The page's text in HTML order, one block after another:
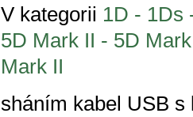
V kategorii 1D - 1Ds
5D Mark II - 5D
Mark II
sháním kabel USB s